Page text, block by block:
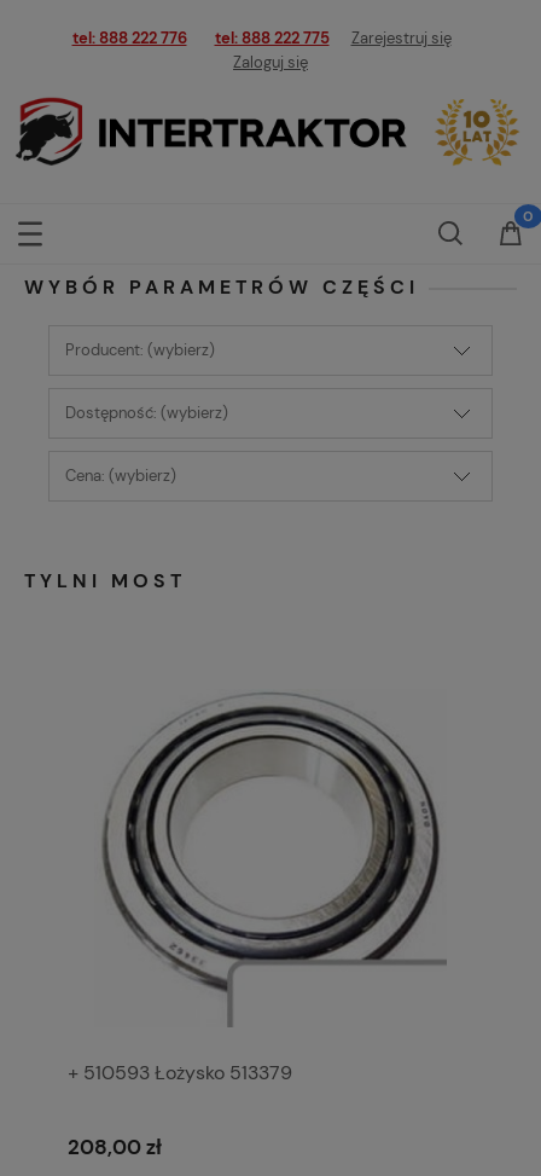
tel: 888 222 776 tel: 888 222 775
Zarejestruj się
Zaloguj się
WYBÓR PARAMETRÓW CZĘŚCI
Producent: (wybierz)
Dostępność: (wybierz)
Cena: (wybierz)
TYLNI MOST
+ 510593 Łożysko 513379
208,00 zł